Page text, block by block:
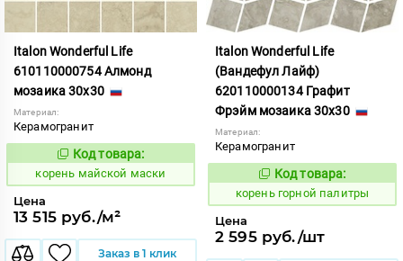
Italon Wonderful Life
610110000754 Алмонд
мозаика 30x30
Материал:
Керамогранит
787672
Код товара:
корень майской маски
Цена
13 515 руб./м²
Заказ в 1 клик
Italon Wonderful Life
(Вандефул Лайф)
620110000134 Графит
Фрэйм мозаика 30x30
Материал:
Керамогранит
783691
Код товара:
корень горной палитры
Цена
2 595 руб./шт